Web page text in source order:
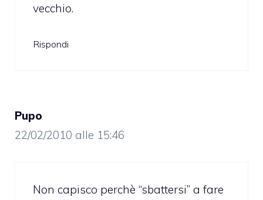
vecchio.
Rispondi
Pupo
22/02/2010 alle 15:46
Non capisco perchè “sbattersi” a fare